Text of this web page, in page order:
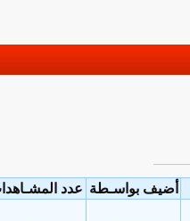
بواسـطة عدد المشـاهدات